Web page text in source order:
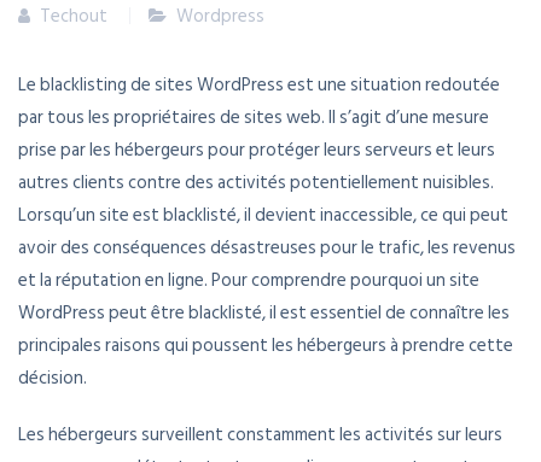
Techout Wordpress
Le blacklisting de sites WordPress est une situation redoutée
par tous les propriétaires de sites web. Il s’agit d’une mesure
prise par les hébergeurs pour protéger leurs serveurs et leurs
autres clients contre des activités potentiellement nuisibles.
Lorsqu’un site est blacklisté, il devient inaccessible, ce qui peut
avoir des conséquences désastreuses pour le trafic, les revenus
et la réputation en ligne. Pour comprendre pourquoi un site
WordPress peut être blacklisté, il est essentiel de connaître les
principales raisons qui poussent les hébergeurs à prendre cette
décision.
Les hébergeurs surveillent constamment les activités sur leurs